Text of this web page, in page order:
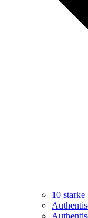
10 starke